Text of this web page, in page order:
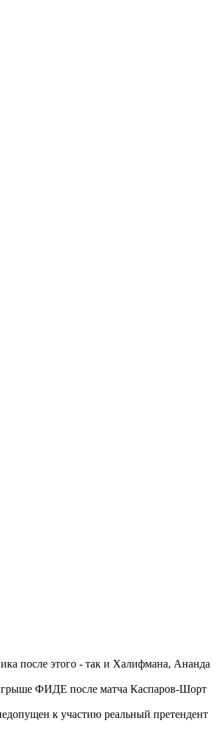
после этого - так и Халифмана, Ананда
ФИДЕ после матча Каспаров-Шорт
к участию реальный претендент